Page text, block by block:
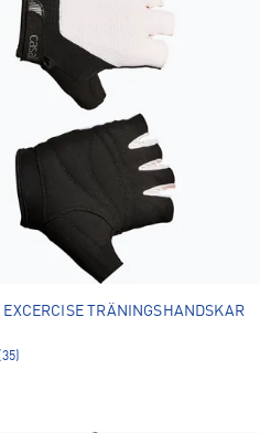
EXCERCISE TRÄNINGSHANDSKAR
(35)